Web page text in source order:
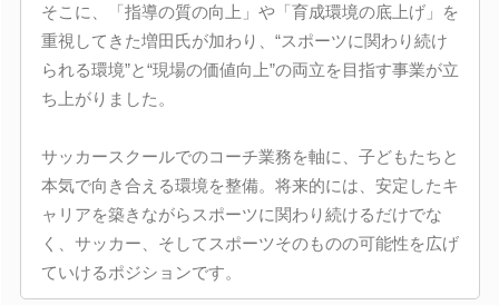
そこに、「指導の質の向上」や「育成環境の底上げ」を
重視してきた増田氏が加わり、“スポーツに関わり続け
られる環境”と“現場の価値向上”の両立を目指す事業が立
ち上がりました。
サッカースクールでのコーチ業務を軸に、子どもたちと
本気で向き合える環境を整備。将来的には、安定したキ
ャリアを築きながらスポーツに関わり続けるだけでな
く、サッカー、そしてスポーツそのものの可能性を広げ
ていけるポジションです。